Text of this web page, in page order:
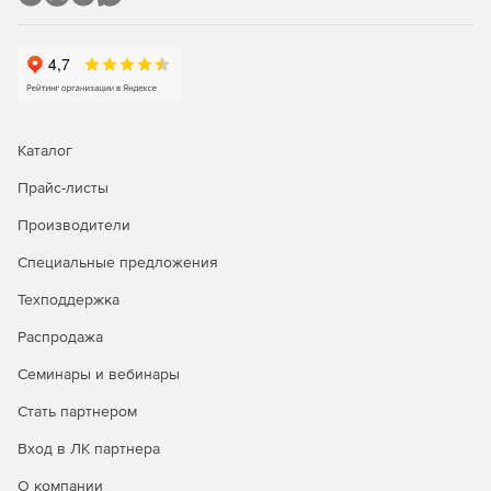
Позволяет подключать к серверу неограниченное
количество клиентов, настраивать систему с удаленного
будут применены ко всем подключенным клиентам
немедленно.
Программа Revisor VMS представлена в версиях
создания небольших и средних систем видеонаблюдения
(до 30 камер). Revisor VMS Professional позволяет
неограниченным суммарным количеством камер и
подключения внешних модулей.
огонь в видеопотоке. При обнаружении возго-рания
Каталог
Прайс-листы
Производители
Специальные предложения
Техподдержка
Распродажа
Семинары и вебинары
Стать партнером
Вход в ЛК партнера
О компании